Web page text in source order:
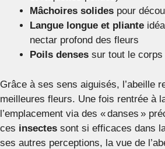
Mâchoires solides pour
Langue longue et pliante
nectar profond des fleurs
Poils denses sur tout le
Grâce à ses sens aiguisés, l’abeille
meilleures fleurs. Une fois rentrée à
l’emplacement via des « danses »
ces insectes sont si efficaces dans
ses autres perceptions, la vue de